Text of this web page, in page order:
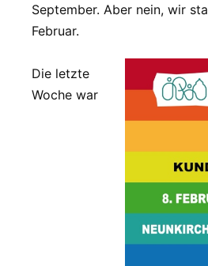
September. Aber nein, wir
Februar.
Die letzte
Woche war